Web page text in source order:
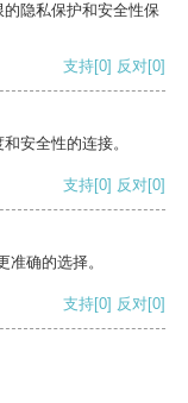
隐私保护和安全性保
支持[0] 反对[0]
安全性的连接。
支持[0] 反对[0]
确的选择。
支持[0] 反对[0]